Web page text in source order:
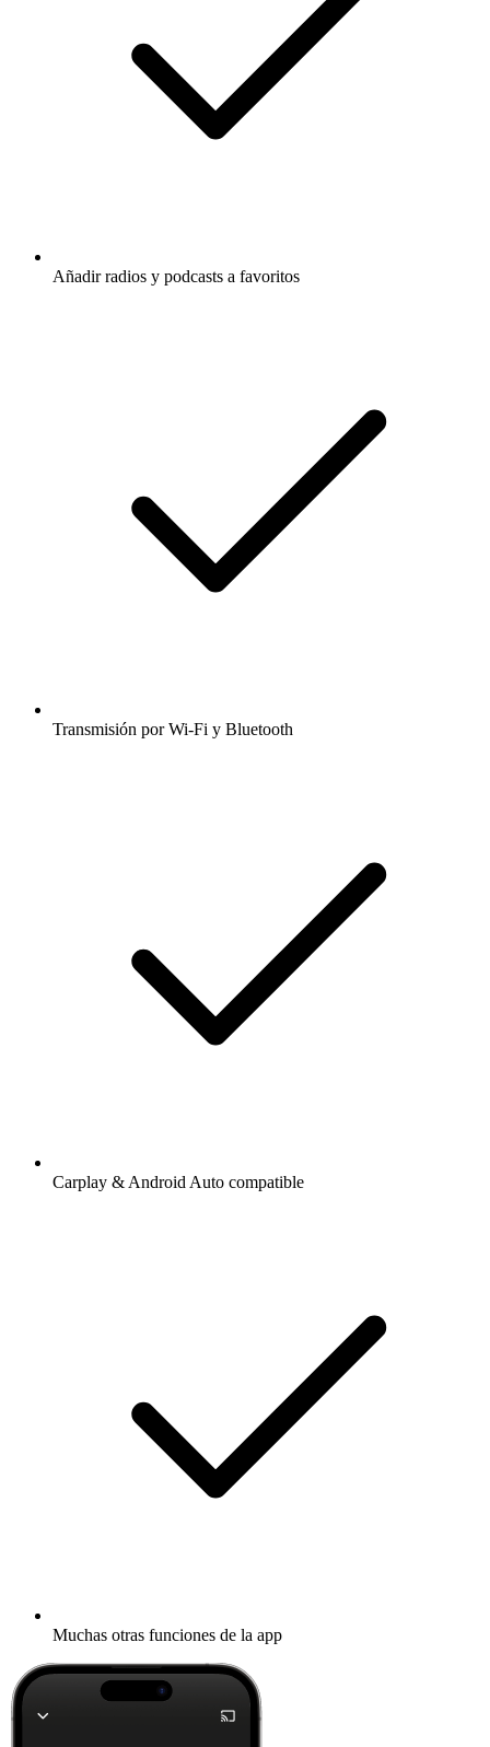
Añadir radios y podcasts a favoritos
Transmisión por Wi-Fi y Bluetooth
Carplay & Android Auto compatible
Muchas otras funciones de la app